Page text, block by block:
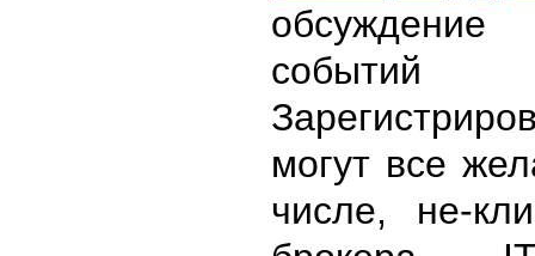
могут все
числе, не-